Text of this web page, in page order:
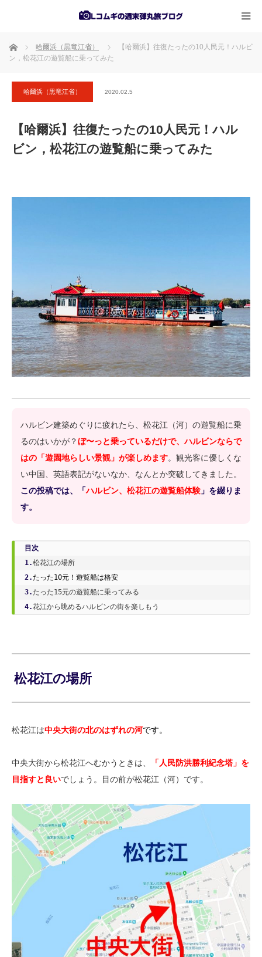
ホーム 哈爾浜（黒竜江省）
【哈爾浜】往復たったの10人民元！ハルビ
ン，松花江の遊覧船に乗ってみた
哈爾浜（黒竜江省） 2020.02.5
【哈爾浜】往復たったの10人民元！ハル
ビン，松花江の遊覧船に乗ってみた
ハルビン建築めぐりに疲れたら、松花江（河）の遊覧船に乗
るのはいかが？ぼ〜っと乗っているだけで、ハルビンならで
はの「遊園地らしい景観」が楽しめます。観光客に優しくな
い中国、英語表記がないなか、なんとか突破してきました。
この投稿では、「ハルビン、松花江の遊覧船体験 」を綴りま
す。
目次
1.
2.たった10元！遊覧船は格安
3.
4.花江から眺めるハルビンの街を楽しもう
松花江の場所
松花江は中央大街の北のはずれの河です。
中央大街から松花江へむかうときは、
「人民防洪勝利紀念塔」を
目指すと良いでしょう。目の前が松花江（河）です。